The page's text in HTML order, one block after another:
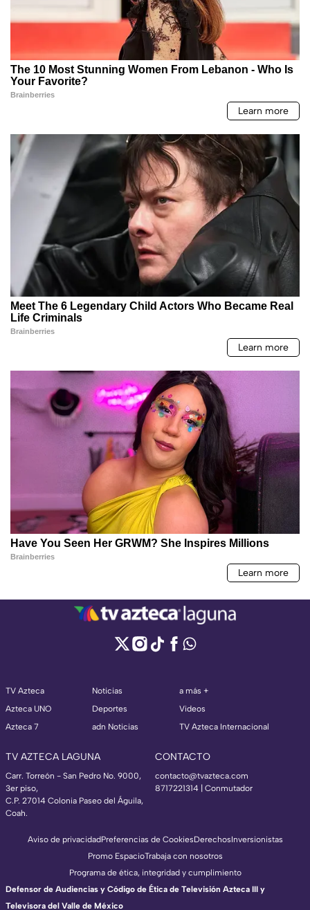
TV Azteca
Azteca UNO
Azteca 7
Noticias
Deportes
adn Noticias
a más +
Videos
TV Azteca Internacional
TV AZTECA LAGUNA
Carr. Torreón - San Pedro No. 9000,
3er piso,
C.P. 27014 Colonia Paseo del Águila,
Coah.
CONTACTO
contacto@tvazteca.com
8717221314 | Conmutador
Aviso de privacidadPreferencias de CookiesDerechosInversionistas
Promo EspacioTrabaja con nosotros
Programa de ética, integridad y cumplimiento
Defensor de Audiencias y Código de Ética de Televisión Azteca III y
Televisora del Valle de México